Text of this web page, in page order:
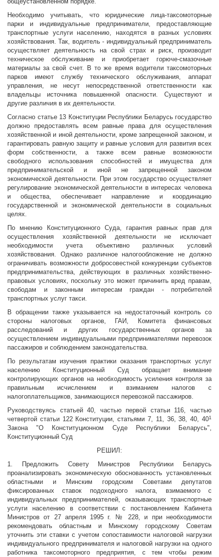
Необходимо учитывать, что юридические лица-таксомоторные
парки и индивидуальные предприниматели, предоставляющие
транспортные услуги населению, находятся в разных условиях
хозяйствования. Так, водитель - индивидуальный предприниматель
осуществляет деятельность на свой страх и риск, производит
техническое обслуживание и приобретает горюче-смазочные
материалы за свой счет. В то же время водители таксомоторных
парков имеют службу технического обслуживания, аппарат
управления, не несут непосредственной ответственности как
владельцы источника повышенной опасности. Существуют и
другие различия в их деятельности.
Согласно статье 13 Конституции Республики Беларусь государство
должно предоставлять всем равные права для осуществления
хозяйственной и иной деятельности, кроме запрещенной законом, и
гарантировать равную защиту и равные условия для развития всех
форм собственности, а также всем равные возможности
свободного использования способностей и имущества для
предпринимательской и иной не запрещенной законом
экономической деятельности. При этом государство осуществляет
регулирование экономической деятельности в интересах человека
и общества, обеспечивает направление и координацию
государственной и экономической деятельности в социальных
целях.
По мнению Конституционного Суда, гарантия равных прав для
осуществления хозяйственной деятельности не исключает
необходимости учета объективно различных условий
хозяйствования. Однако различное налогообложение не должно
ограничивать возможности добросовестной конкуренции субъектов
предпринимательства, действующих в различных хозяйственно-
правовых условиях, поскольку это может причинить вред правам,
свободам и законным интересам граждан - потребителей
транспортных услуг такси.
В обращении также указывается на недостаточный контроль со
стороны налоговых органов, ГАИ, Комитета финансовых
расследований и других государственных органов за
осуществлением индивидуальными предпринимателями перевозок
пассажиров и соблюдением законодательства.
По результатам изучения практики оказания транспортных услуг
населению Конституционный Суд обращает внимание
контролирующих органов на необходимость усиления контроля за
правильным исчислением и взиманием налогов с
налогоплательщиков, занимающихся перевозкой пассажиров.
Руководствуясь статьей 40, частью первой статьи 116, частью
четвертой статьи 122 Конституции, статьями 7, 11, 36, 38, 40, 401
Закона "О Конституционном Суде Республики Беларусь",
Конституционный Суд
РЕШИЛ:
1. Предложить Совету Министров Республики Беларусь
проанализировать экономическую обоснованность установленных
областными и Минским городским Советами депутатов
фиксированных ставок подоходного налога, взимаемого с
индивидуальных предпринимателей, оказывающих транспортные
услуги населению в соответствии с постановлением Кабинета
Министров от 27 апреля 1995 г. № 228, и при необходимости
рекомендовать областным и Минскому городскому Советам
уточнить эти ставки с учетом сопоставимости налоговой нагрузки
индивидуального предпринимателя и налоговой нагрузки на одного
работника таксомоторного предприятия, с тем чтобы режим